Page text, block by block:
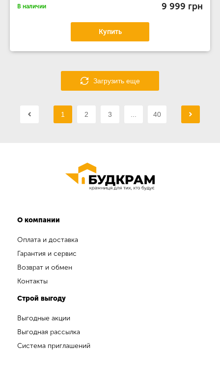
В наличии 9 999 грн
Купить
Загрузить еще
1 2 3 40
О компании
Оплата и доставка
Гарантия и сервис
Возврат и обмен
Контакты
Строй выгоду
Выгодные акции
Выгодная рассылка
Система приглашений